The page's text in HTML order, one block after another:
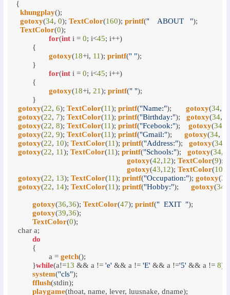
{
khungplay();
gotoxy(34, 0); TextColor(160); printf("    ABOUT   ");
TextColor(0);
for(int i = 0; i<45; i++)
gotoxy(18+i, 11); printf(" ");
for(int i = 0; i<45; i++)
gotoxy(18+i, 21); printf(" ");
gotoxy(22, 6); TextColor(11); printf("Name:"); gotoxy(34,
gotoxy(22, 7); TextColor(11); printf("Birthday:"); gotoxy(34,
gotoxy(22, 8); TextColor(11); printf("Fcebook:"); gotoxy(34
gotoxy(22, 9); TextColor(11); printf("Gmail:"); gotoxy(34,
gotoxy(22, 10); TextColor(11); printf("Address:"); gotoxy(34
gotoxy(22, 11); TextColor(11); printf("Schools:"); gotoxy(34,
gotoxy(42,12); TextColor(9);
gotoxy(43,12); TextColor(10
gotoxy(22, 13); TextColor(11); printf("Occupation:"); gotoxy(34
gotoxy(22, 14); TextColor(11); printf("Hobby:"); gotoxy(34
gotoxy(36,36); TextColor(47); printf("  EXIT  ");
gotoxy(39,36);
TextColor(0);
char a;
do
		a =
getch();
	}
while(a!=13 && a != 'e' && a != 'E' && a !='5' && a != 8);
system("cls");
fflush(stdin);
playgame(thoat, name, lever, luusnake, dname);